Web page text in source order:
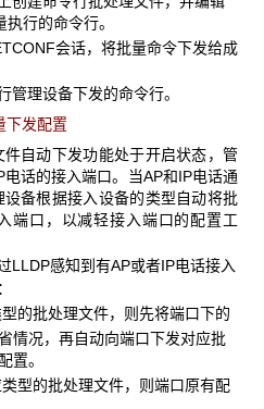
行的命令行。
会话，将批量命令下发给成
理设备下发的命令行。
下发配置
自动下发功能处于开启状态，管
话的接入端口。当AP和IP电话通
备根据接入设备的类型自动将批
端口，以减轻接入端口的配置工
感知到有AP或者IP电话接入
的批处理文件，则先将端口下的
情况，再自动向端口下发对应批
置。
型的批处理文件，则端口原有配